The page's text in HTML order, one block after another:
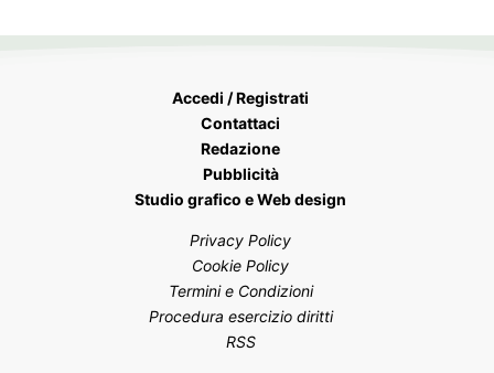
Accedi / Registrati
Contattaci
Redazione
Pubblicità
Studio grafico e Web design
Privacy Policy
Cookie Policy
Termini e Condizioni
Procedura esercizio diritti
RSS